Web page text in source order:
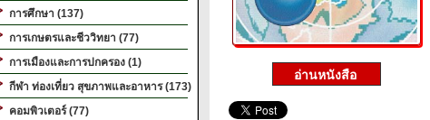
การศึกษา (137)
การเกษตรและชีววิทยา (77)
การเมืองและการปกครอง (1)
กีฬา ท่องเที่ยว สุขภาพและอาหาร (173)
คอมพิวเตอร์ (77)